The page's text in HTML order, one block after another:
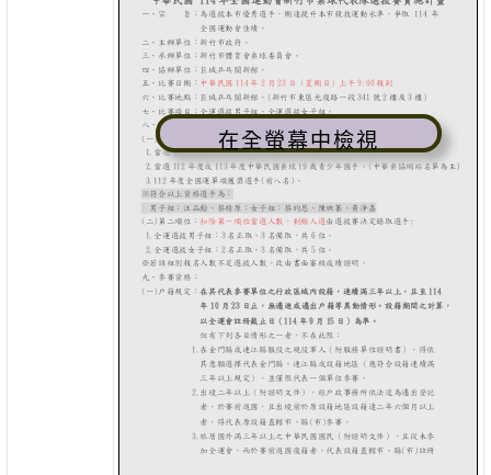
在全螢幕中檢視